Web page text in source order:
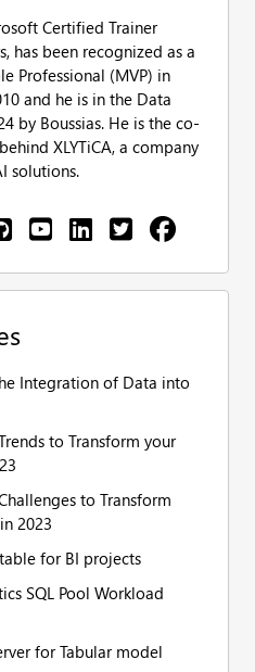
Certified Trainer
has been recognized as a
Professional (MVP) in
and he is in the Data
by Boussias. He is the co-
XLYTiCA, a company
solutions.
Integration of Data into
to Transform your
to Transform
2023
for BI projects
SQL Pool Workload
for Tabular model